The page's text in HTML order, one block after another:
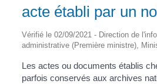
acte établi par un
Vérifié le 02/09/2021 - Direction de
administrative (Première ministre),
Les actes ou documents établis
parfois conservés aux archives